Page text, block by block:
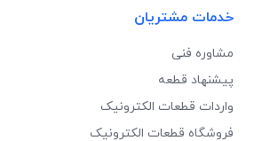
خدمات مشتریان
مشاوره فنی
پیشنهاد قطعه
واردات قطعات الکترونیک
فروشگاه قطعات الکترونیک